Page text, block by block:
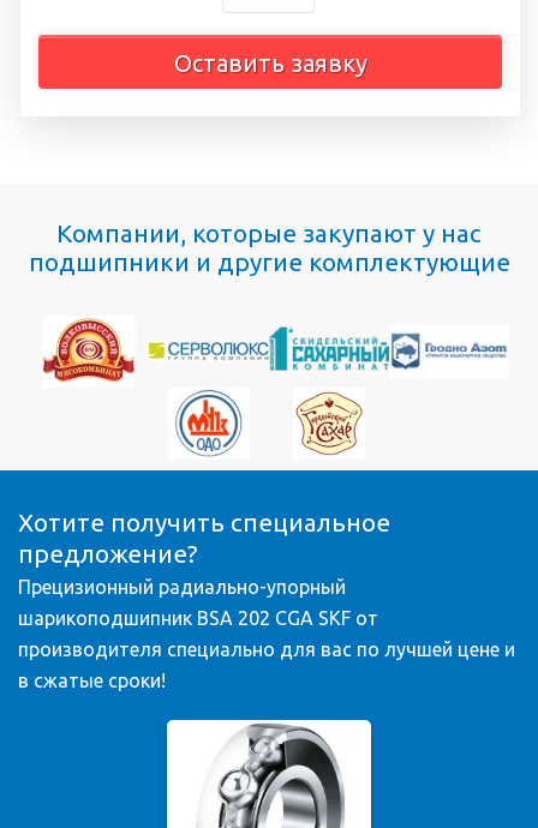
Оставить заявку
Компании, которые закупают у нас
подшипники и другие комплектующие
Хотите получить специальное
предложение?
Прецизионный радиально-упорный
шарикоподшипник BSA 202 CGA SKF от
производителя специально для вас по лучшей цене и
в сжатые сроки!